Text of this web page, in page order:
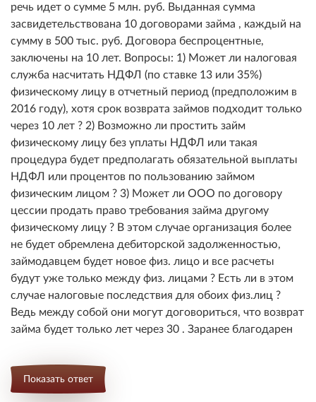
речь идет о сумме 5 млн. руб. Выданная сумма
засвидетельствована 10 договорами займа , каждый на
сумму в 500 тыс. руб. Договора беспроцентные,
заключены на 10 лет. Вопросы: 1) Может ли налоговая
служба насчитать НДФЛ (по ставке 13 или 35%)
физическому лицу в отчетный период (предположим в
2016 году), хотя срок возврата займов подходит только
через 10 лет ? 2) Возможно ли простить займ
физическому лицу без уплаты НДФЛ или такая
процедура будет предполагать обязательной выплаты
НДФЛ или процентов по пользованию займом
физическим лицом ? 3) Может ли ООО по договору
цессии продать право требования займа другому
физическому лицу ? В этом случае организация более
не будет обремлена дебиторской задолженностью,
займодавцем будет новое физ. лицо и все расчеты
будут уже только между физ. лицами ? Есть ли в этом
случае налоговые последствия для обоих физ.лиц ?
Ведь между собой они могут договориться, что возврат
займа будет только лет через 30 . Заранее благодарен
Показать ответ